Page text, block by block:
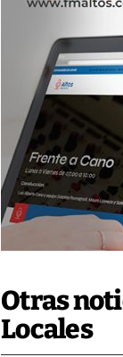
Otras
Locales